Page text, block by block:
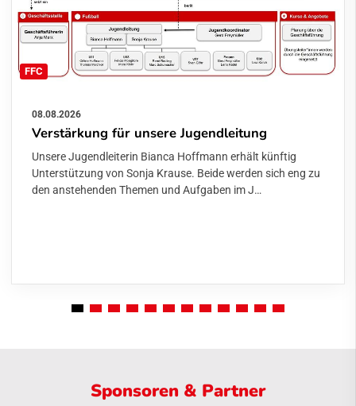
FFC
08.08.2026
Verstärkung für unsere Jugendleitung
Unsere Jugendleiterin Bianca Hoffmann erhält künftig
Unterstützung von Sonja Krause. Beide werden sich eng zu
den anstehenden Themen und Aufgaben im J…
Sponsoren & Partner